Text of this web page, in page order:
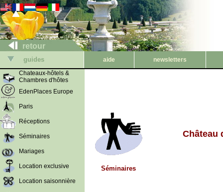
retour
guides aide
newsletters
Chateaux-hôtels &
Chambres d'hôtes
EdenPlaces Europe
Paris
Réceptions
Séminaires
Mariages
Location exclusive
Location saisonnière
Château
Séminaires